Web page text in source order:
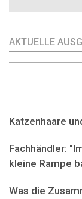
AKTUELLE
Katzenhaare
Fachhändler:
kleine Rampe
Was die